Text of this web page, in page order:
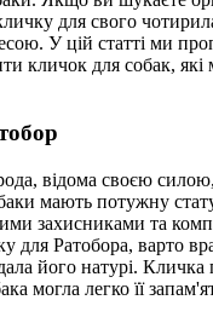
для свого
У цій статті ми
кличок для собак,
відома своєю
мають потужну
захисниками та
Ратобора, варто
його натурі.
могла легко її